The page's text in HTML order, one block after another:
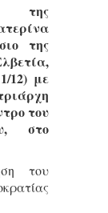
της
12) με
του
στο
του